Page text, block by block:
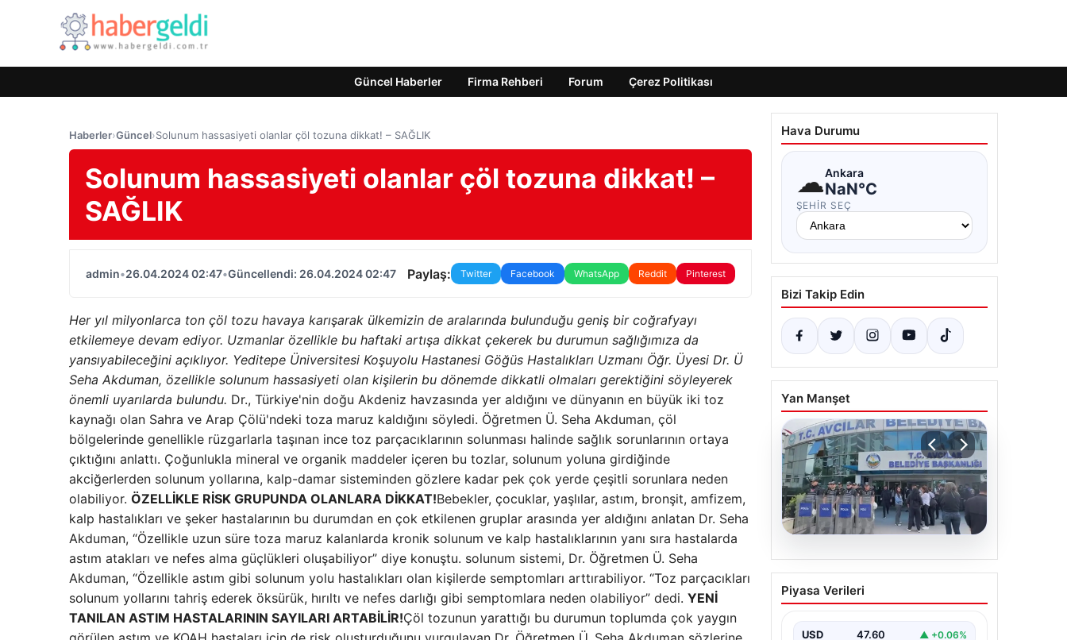
Güncel Haberler Firma Rehberi Forum Çerez Politikası
Haberler›Güncel›Solunum hassasiyeti olanlar çöl tozuna dikkat! – SAĞLIK
Solunum hassasiyeti olanlar çöl tozuna dikkat! –
SAĞLIK
admin•26.04.2024 02:47•Güncellendi: 26.04.2024 02:47 Paylaş: Twitter Facebook WhatsApp Reddit Pinterest
Her yıl milyonlarca ton çöl tozu havaya karışarak ülkemizin de aralarında bulunduğu geniş bir coğrafyayı
etkilemeye devam ediyor. Uzmanlar özellikle bu haftaki artışa dikkat çekerek bu durumun sağlığımıza da
yansıyabileceğini açıklıyor. Yeditepe Üniversitesi Koşuyolu Hastanesi Göğüs Hastalıkları Uzmanı Öğr. Üyesi Dr. Ü
Seha Akduman, özellikle solunum hassasiyeti olan kişilerin bu dönemde dikkatli olmaları gerektiğini söyleyerek
önemli uyarılarda bulundu. Dr., Türkiye'nin doğu Akdeniz havzasında yer aldığını ve dünyanın en büyük iki toz
kaynağı olan Sahra ve Arap Çölü'ndeki toza maruz kaldığını söyledi. Öğretmen Ü. Seha Akduman, çöl
bölgelerinde genellikle rüzgarlarla taşınan ince toz parçacıklarının solunması halinde sağlık sorunlarının ortaya
çıktığını anlattı. Çoğunlukla mineral ve organik maddeler içeren bu tozlar, solunum yoluna girdiğinde
akciğerlerden solunum yollarına, kalp-damar sisteminden gözlere kadar pek çok yerde çeşitli sorunlara neden
olabiliyor. ÖZELLİKLE RİSK GRUPUNDA OLANLARA DİKKAT!Bebekler, çocuklar, yaşlılar, astım, bronşit, amfizem,
kalp hastalıkları ve şeker hastalarının bu durumdan en çok etkilenen gruplar arasında yer aldığını anlatan Dr. Seha
Akduman, “Özellikle uzun süre toza maruz kalanlarda kronik solunum ve kalp hastalıklarının yanı sıra hastalarda
astım atakları ve nefes alma güçlükleri oluşabiliyor” diye konuştu. solunum sistemi, Dr. Öğretmen Ü. Seha
Akduman, “Özellikle astım gibi solunum yolu hastalıkları olan kişilerde semptomları arttırabiliyor. “Toz parçacıkları
solunum yollarını tahriş ederek öksürük, hırıltı ve nefes darlığı gibi semptomlara neden olabiliyor” dedi. YENİ
TANILAN ASTIM HASTALARININ SAYILARI ARTABİLİR!Çöl tozunun yarattığı bu durumun toplumda çok yaygın
Hava Durumu
☁Ankara
NaN°C
ŞEHIR SEÇ
Bizi Takip Edin
Yan Manşet
05.08.2026
Avcılar Belediyesi’ne
operasyon. 12 şüpheli
Piyasa Verileri
USD 47.60 ▲ +0.06%